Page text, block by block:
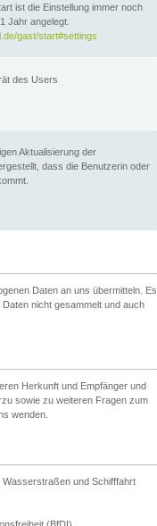
ist die Einstellung immer noch
Jahr angelegt.
gast/start#settings
des Users
Aktualisierung der
dass die Benutzerin oder
Daten an uns übermitteln. Es
nicht gesammelt und auch
Herkunft und Empfänger und
sowie zu weiteren Fragen zum
wenden.
und Schifffahrt